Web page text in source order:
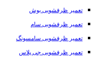
تعمیر ظرفشویی بوش
تعمیر ظرفشویی سام
تعمیر ظرفشویی سامسونگ
تعمیر ظرفشویی جی پلاس